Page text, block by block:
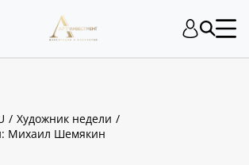
Художник недели
Михаил Шемякин